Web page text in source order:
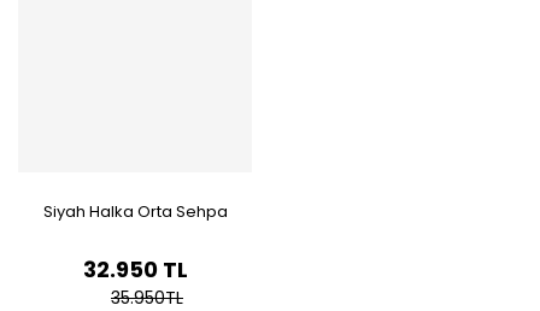
Siyah Halka Orta Sehpa
32.950 TL
35.950TL